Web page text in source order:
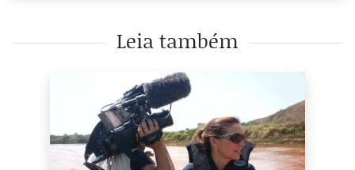
Leia também